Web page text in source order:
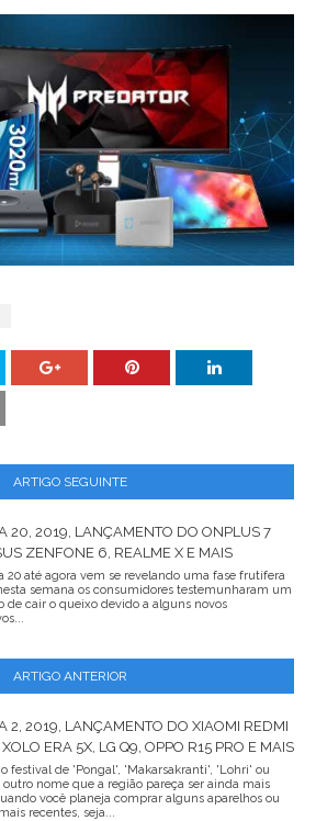
ARTIGO SEGUINTE
20, 2019, LANÇAMENTO DO ONPLUS 7
ZENFONE 6, REALME X E MAIS
20 até agora vem se revelando uma fase frutífera
semana os consumidores testemunharam um
de cair o queixo devido a alguns novos
ARTIGO ANTERIOR
2, 2019, LANÇAMENTO DO XIAOMI REDMI
XOLO ERA 5X, LG Q9, OPPO R15 PRO E MAIS
festival de 'Pongal', 'Makarsakranti', 'Lohri' ou
nome que a região pareça ser ainda mais
você planeja comprar alguns aparelhos ou
recentes, seja...